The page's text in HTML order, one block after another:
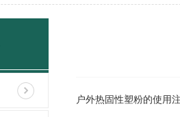
户外热固性塑粉的使用